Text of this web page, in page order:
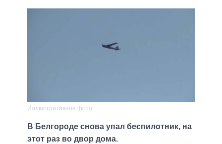
Иллюстративное фото
В Белгороде снова упал беспилотник, на
этот раз во двор дома.